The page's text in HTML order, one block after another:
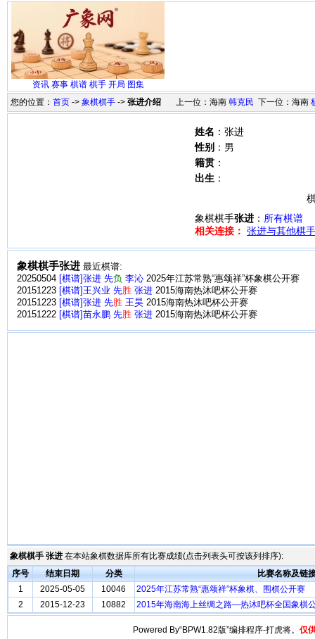
资讯 赛事 棋谱 棋手 开局 图集
您的位置： 首页 -> 象棋棋手 -> 张进介绍 上一位：海南 韩克民 下一位：海南
姓名 ：张进
性别 ：男
籍贯 ：
出生 ：
象棋棋手张进 ： 所有棋谱
相关连接： 张进与其他棋
象棋棋手张进 最近棋谱:
20250504 [棋谱]张进 先负 李沁 2025年江苏常熟“惠颂祥”杯象棋公开赛
20151223 [棋谱]王兴业 先胜 张进 2015海南热沐吧杯公开赛
20151223 [棋谱]张进 先胜 王昊 2015海南热沐吧杯公开赛
20151222 [棋谱]苗永鹏 先胜 张进 2015海南热沐吧杯公开赛
象棋棋手 张进 在本站象棋数据库所有比赛成绩(点击列表头可按该列排序):
序号
结束日期 分类
比赛名称及链
1
2025-05-05 10046
2025年江苏常熟“惠颂祥”杯象棋、围棋公开赛
2
2015-12-23 10882 2015年海南海上丝绸之路—热沐吧杯全国象棋
Powered By“BPW1.82版”编排程序-打虎将。 仅